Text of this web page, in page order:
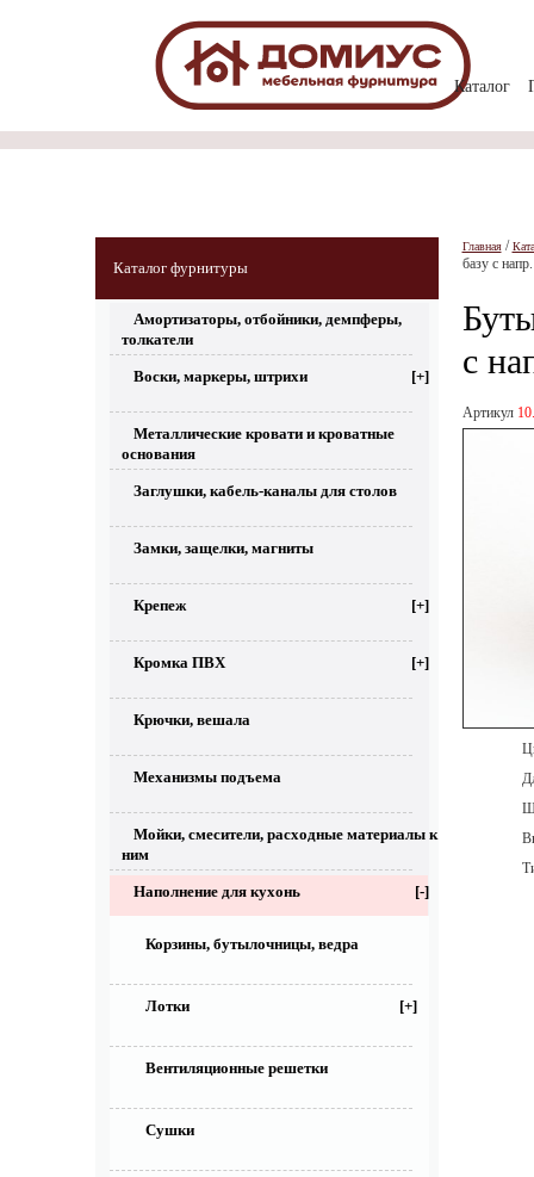
Каталог
Каталог фурнитуры
Амортизаторы, отбойники, демпферы,
толкатели
Воски, маркеры, штрихи [+]
Металлические кровати и кроватные
основания
Заглушки, кабель-каналы для столов
Замки, защелки, магниты
Крепеж [+]
Кромка ПВХ [+]
Крючки, вешала
Механизмы подъема
Мойки, смесители, расходные материалы к
ним
Наполнение для кухонь [-]
Корзины, бутылочницы, ведра
Лотки [+]
Вентиляционные решетки
Сушки
Главная/
базу с
с
Артикул